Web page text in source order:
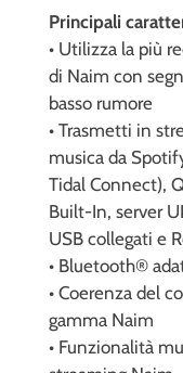
Principali
• Utilizza la più
di Naim con
basso rumore
• Trasmetti in
musica da
Tidal Connect),
Built-In, server
USB collegati e
• Bluetooth®
• Coerenza del
gamma Naim
• Funzionalità